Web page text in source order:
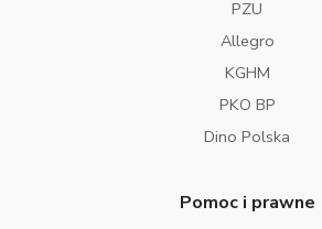
PZU
Allegro
KGHM
PKO BP
Dino Polska
Pomoc i prawne